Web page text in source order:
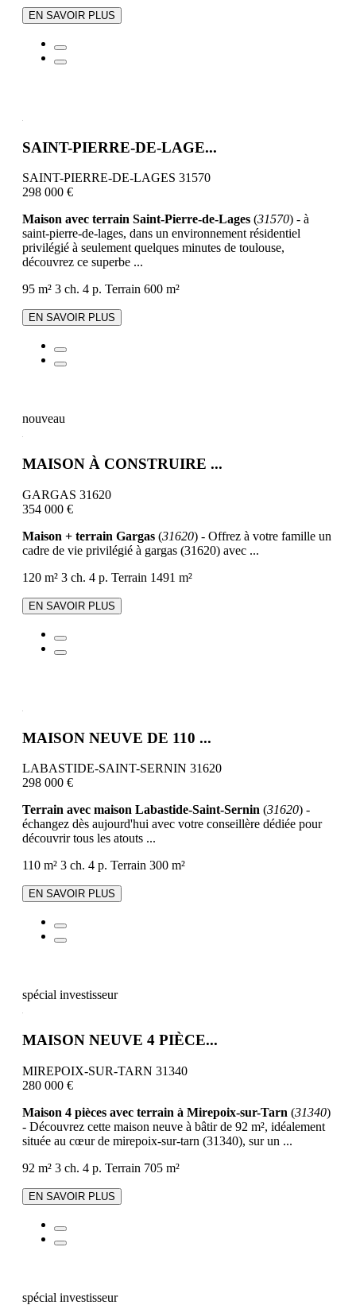
EN SAVOIR PLUS
SAINT-PIERRE-DE-LAGE...
SAINT-PIERRE-DE-LAGES 31570
298 000 €
Maison avec terrain Saint-Pierre-de-Lages (31570) - à
saint-pierre-de-lages, dans un environnement résidentiel
privilégié à seulement quelques minutes de toulouse,
découvrez ce superbe ...
95 m² 3 ch. 4 p. Terrain 600 m²
EN SAVOIR PLUS
nouveau
MAISON À CONSTRUIRE ...
GARGAS 31620
354 000 €
Maison + terrain Gargas (31620) - Offrez à votre famille un
cadre de vie privilégié à gargas (31620) avec ...
120 m² 3 ch. 4 p. Terrain 1491 m²
EN SAVOIR PLUS
MAISON NEUVE DE 110 ...
LABASTIDE-SAINT-SERNIN 31620
298 000 €
Terrain avec maison Labastide-Saint-Sernin (31620) -
échangez dès aujourd'hui avec votre conseillère dédiée pour
découvrir tous les atouts ...
110 m² 3 ch. 4 p. Terrain 300 m²
EN SAVOIR PLUS
spécial investisseur
MAISON NEUVE 4 PIÈCE...
MIREPOIX-SUR-TARN 31340
280 000 €
Maison 4 pièces avec terrain à Mirepoix-sur-Tarn (31340)
- Découvrez cette maison neuve à bâtir de 92 m², idéalement
située au cœur de mirepoix-sur-tarn (31340), sur un ...
92 m² 3 ch. 4 p. Terrain 705 m²
EN SAVOIR PLUS
spécial investisseur